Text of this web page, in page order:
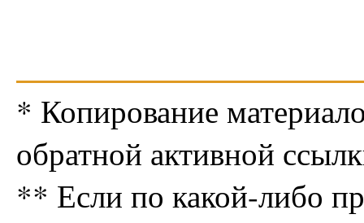
* Копирование
обратной активной
** Если по какой-либо